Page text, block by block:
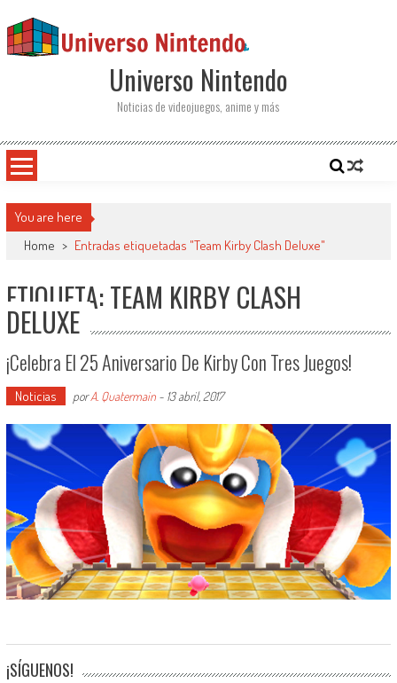
Universo Nintendo
Noticias de videojuegos, anime y más
You are here
Home > Entradas etiquetadas "Team Kirby Clash Deluxe"
ETIQUETA: TEAM KIRBY CLASH
DELUXE
¡Celebra El 25 Aniversario De Kirby Con Tres Juegos!
Noticias porA. Quatermain- 13 abril, 2017
¡SÍGUENOS!